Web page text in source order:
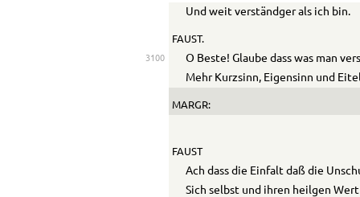
Und weit verständger als ich bin.
FAUST.
3100
O Beste! Glaube dass was man
Mehr Kurzsinn, Eigensinn und
MARGR:
FAUST
Ach dass die Einfalt daß die
Sich selbst und ihren heilgen